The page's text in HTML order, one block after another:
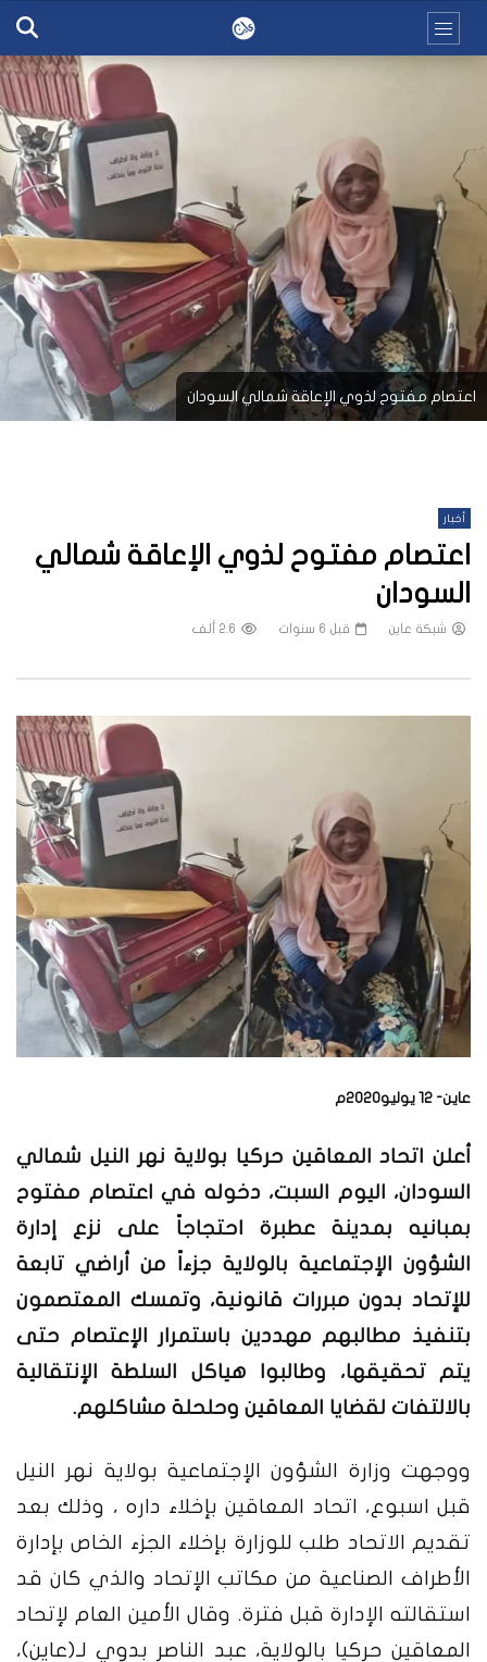
اعتصام مفتوح لذوي الإعاقة شمالي السودان
أخبار
اعتصام مفتوح لذوي الإعاقة شمالي
السودان
شبكة عاين قبل 6 سنوات 2.6 ألف
عاين- 12 يوليو2020م
أعلن اتحاد المعاقين حركيا بولاية نهر النيل شمالي
السودان، اليوم السبت، دخوله في اعتصام مفتوح
بمبانيه بمدينة عطبرة احتجاجاً على نزع إدارة
الشؤون الإجتماعية بالولاية جزءاً من أراضي تابعة
للإتحاد بدون مبررات قانونية، وتمسك المعتصمون
بتنفيذ مطالبهم مهددين باستمرار الإعتصام حتى
يتم تحقيقها، وطالبوا هياكل السلطة الإنتقالية
بالالتفات لقضايا المعاقين وحلحلة مشاكلهم.
ووجهت وزارة الشؤون الإجتماعية بولاية نهر النيل
قبل اسبوع، اتحاد المعاقين بإخلاء داره ، وذلك بعد
تقديم الاتحاد طلب للوزارة بإخلاء الجزء الخاص بإدارة
الأطراف الصناعية من مكاتب الإتحاد والذي كان قد
استقالته الإدارة قبل فترة. وقال الأمين العام لإتحاد
المعاقين حركيا بالولاية، عبد الناصر بدوي لـ(عاين)،